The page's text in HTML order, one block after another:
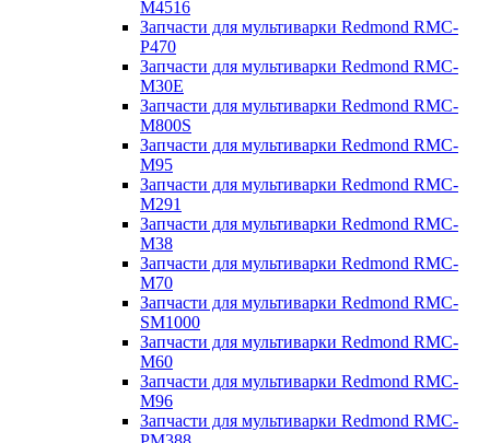
M4516
Запчасти для мультиварки Redmond RMC-
P470
Запчасти для мультиварки Redmond RMC-
M30E
Запчасти для мультиварки Redmond RMC-
M800S
Запчасти для мультиварки Redmond RMC-
M95
Запчасти для мультиварки Redmond RMC-
M291
Запчасти для мультиварки Redmond RMC-
M38
Запчасти для мультиварки Redmond RMC-
M70
Запчасти для мультиварки Redmond RMC-
SM1000
Запчасти для мультиварки Redmond RMC-
M60
Запчасти для мультиварки Redmond RMC-
M96
Запчасти для мультиварки Redmond RMC-